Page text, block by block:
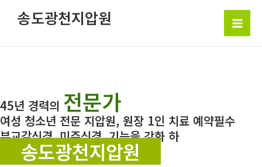
뛰
기
송도광천지압원
Main
45년 경력의 전문가
여성 청소년 전문 지압원, 원장 1인 치료 예약필수
부교감신경, 미주신경, 기능을 강화 하
송도광천지압원